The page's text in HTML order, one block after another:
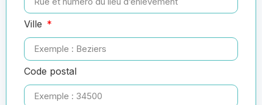
Ville
Code postal